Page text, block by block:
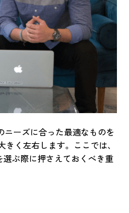
ニーズに合った最適なものを
く左右します。ここでは、
ぶ際に押さえておくべき重